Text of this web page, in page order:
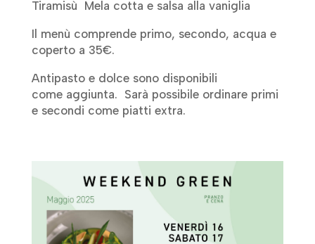
Tiramisù Mela cotta e salsa alla vaniglia
Il menù comprende primo, secondo, acqua e
coperto a 35€.
Antipasto e dolce sono disponibili
come aggiunta. Sarà possibile ordinare primi
e secondi come piatti extra.